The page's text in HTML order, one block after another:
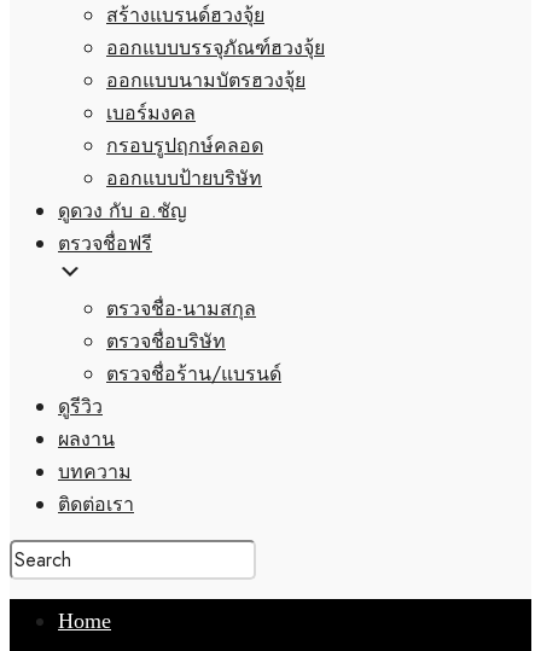
สร้างแบรนด์ฮวงจุ้ย
ออกแบบบรรจุภัณฑ์ฮวงจุ้ย
ออกแบบนามบัตรฮวงจุ้ย
เบอร์มงคล
กรอบรูปฤกษ์คลอด
ออกแบบป้ายบริษัท
ดูดวง กับ อ.ชัญ
ตรวจชื่อฟรี
ตรวจชื่อ-นามสกุล
ตรวจชื่อบริษัท
ตรวจชื่อร้าน/แบรนด์
ดูรีวิว
ผลงาน
บทความ
ติดต่อเรา
Home